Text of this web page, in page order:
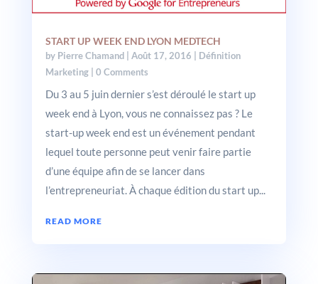
START UP WEEK END LYON MEDTECH
by Pierre Chamand| Août 17, 2016
Définition
Marketing| 0 Comments
Du 3 au 5 juin dernier s’est déroulé le start up
week end à Lyon, vous ne connaissez pas ? Le
start-up week end est un événement pendant
lequel toute personne peut venir faire partie
d’une équipe afin de se lancer dans
l’entrepreneuriat. À chaque édition du start up...
READ MORE